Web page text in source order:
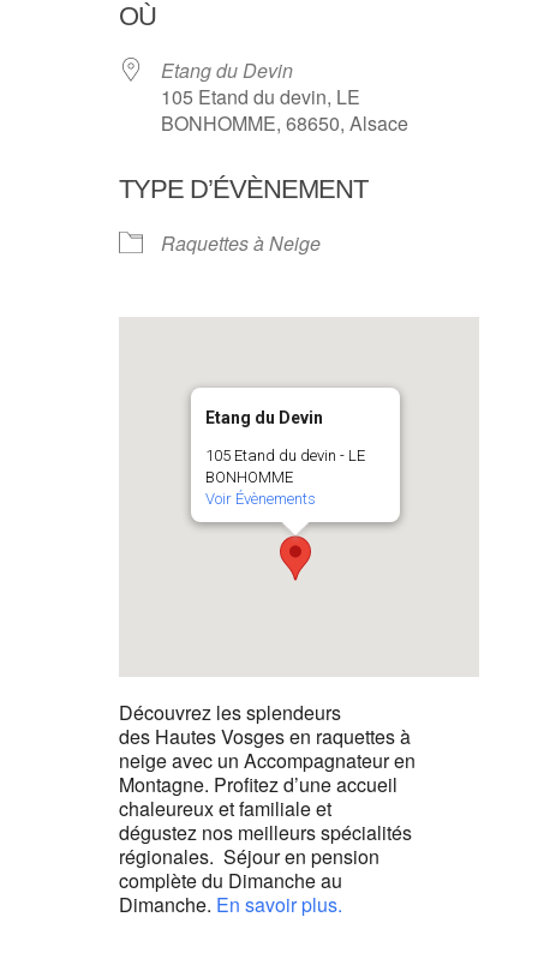
OÙ
Etang du Devin
105 Etand du devin, LE
BONHOMME, 68650, Alsace
TYPE D’ÉVÈNEMENT
Raquettes à Neige
Etang du Devin
105 Etand du devin - LE
BONHOMME
Voir Évènements
Découvrez les splendeurs
des Hautes Vosges en raquettes à
neige avec un Accompagnateur en
Montagne. Profitez d’une accueil
chaleureux et familiale et
dégustez nos meilleurs spécialités
régionales. Séjour en pension
complète du Dimanche au
Dimanche. En savoir plus.